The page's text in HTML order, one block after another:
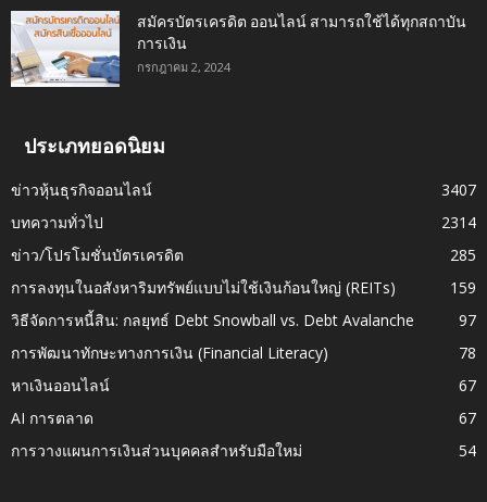
สมัครบัตรเครดิต ออนไลน์ สามารถใช้ได้ทุกสถาบัน
การเงิน
กรกฎาคม 2, 2024
ประเภทยอดนิยม
ข่าวหุ้นธุรกิจออนไลน์
3407
บทความทั่วไป
2314
ข่าว/โปรโมชั่นบัตรเครดิต
285
การลงทุนในอสังหาริมทรัพย์แบบไม่ใช้เงินก้อนใหญ่ (REITs)
159
วิธีจัดการหนี้สิน: กลยุทธ์ Debt Snowball vs. Debt Avalanche
97
การพัฒนาทักษะทางการเงิน (Financial Literacy)
78
หาเงินออนไลน์
67
AI การตลาด
67
การวางแผนการเงินส่วนบุคคลสำหรับมือใหม่
54